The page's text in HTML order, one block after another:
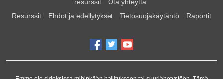
resurssit
Ota yhteyttä
Resurssit
Ehdot ja edellytykset Tietosuojakäytäntö Raportit